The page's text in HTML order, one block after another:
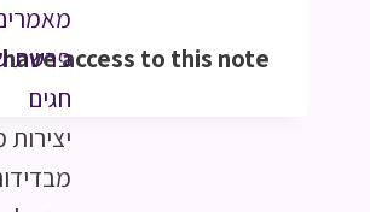
פרשת
חגים
access to this note.